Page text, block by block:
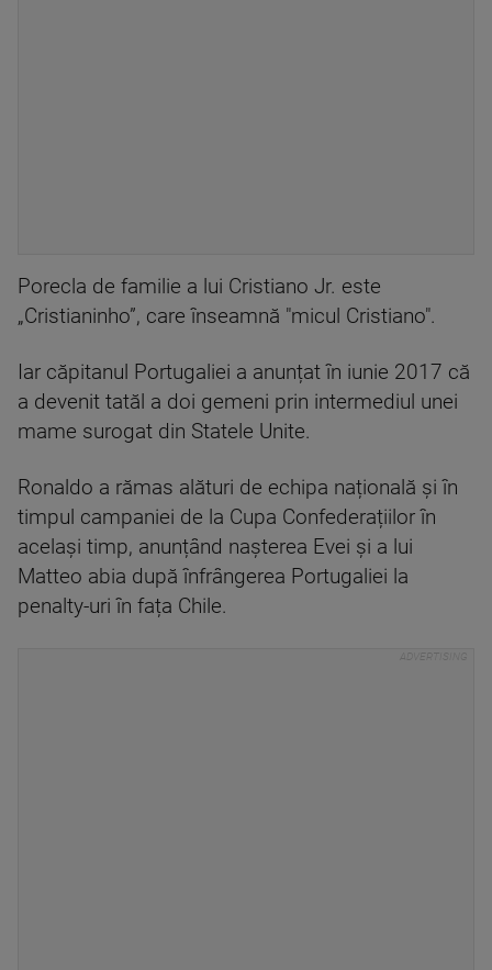
Porecla de familie a lui Cristiano Jr. este
„Cristianinho”, care înseamnă "micul Cristiano".
Iar căpitanul Portugaliei a anunțat în iunie 2017 că
a devenit tatăl a doi gemeni prin intermediul unei
mame surogat din Statele Unite.
Ronaldo a rămas alături de echipa națională și în
timpul campaniei de la Cupa Confederațiilor în
același timp, anunțând nașterea Evei și a lui
Matteo abia după înfrângerea Portugaliei la
penalty-uri în fața Chile.